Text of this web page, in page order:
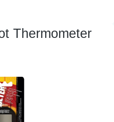
Thermometer